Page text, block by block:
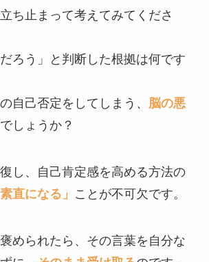
ち止まって考えてみてくださ
だろう」と判断した根拠は何です
自己否定をしてしまう、 脳の悪
しょうか？
し、自己肯定感を高める方法の
素直になる」 ことが不可欠です。
められたら、その言葉を自分な